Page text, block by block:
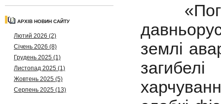
АРХІВ НОВИН САЙТУ
Лютий 2026 (2)
Січень 2026 (8)
Грудень 2025 (1)
Листопад 2025 (1)
Жовтень 2025 (5)
Серпень 2025 (13)
землі